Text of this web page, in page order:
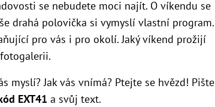
se nebudete moci najít. O víkendu se
drahá polovička si vymyslí vlastní program.
pro vás i pro okolí. Jaký víkend prožijí
myslí? Jak vás vnímá? Ptejte se hvězd! Pište
EXT41 a svůj text.